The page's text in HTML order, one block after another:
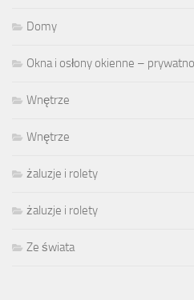
Domy
Okna i osłony okienne –
Wnętrze
Wnętrze
żaluzje i rolety
żaluzje i rolety
Ze świata